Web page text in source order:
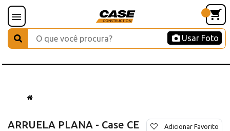
Usar Foto
ARRUELA PLANA - Case CE Adicionar Favorito